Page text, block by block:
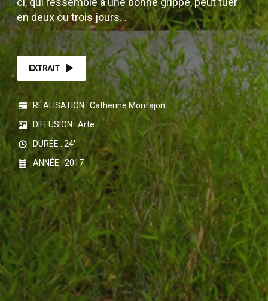
en deux ou trois jours…
EXTRAIT
RÉALISATION : Catherine Monfajon
DIFFUSION : Arte
DURÉE : 24'
ANNÉE : 2017